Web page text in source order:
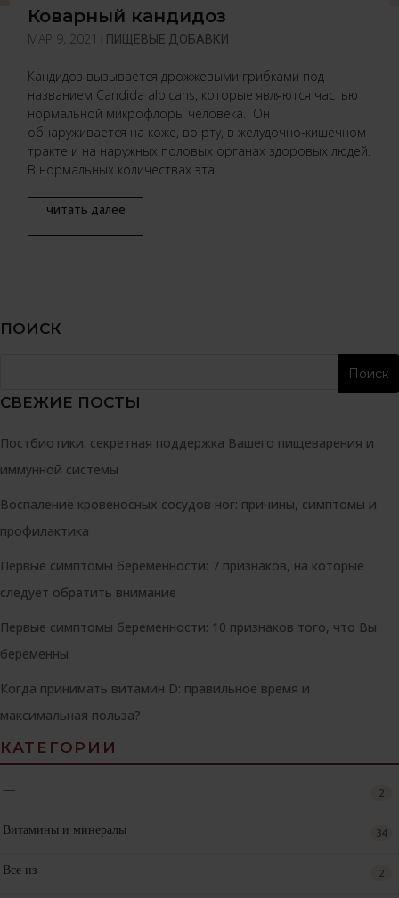
Коварный кандидоз
МАР 9, 2021 ПИЩЕВЫЕ ДОБАВКИ
Кандидоз вызывается дрожжевыми грибками под
названием Candida albicans, которые являются частью
нормальной микрофлоры человека. Он
обнаруживается на коже, во рту, в желудочно-кишечном
тракте и на наружных половых органах здоровых людей.
В нормальных количествах эта...
читать далее
ПОИСК
СВЕЖИЕ ПОСТЫ
Постбиотики: секретная поддержка Вашего пищеварения и
иммунной системы
Воспаление кровеносных сосудов ног: причины, симптомы и
профилактика
Первые симптомы беременности: 7 признаков, на которые
следует обратить внимание
Первые симптомы беременности: 10 признаков того, что Вы
беременны
Когда принимать витамин D: правильное время и
максимальная польза?
КАТЕГОРИИ
— 2
Витамины и минералы 34
Все из 2